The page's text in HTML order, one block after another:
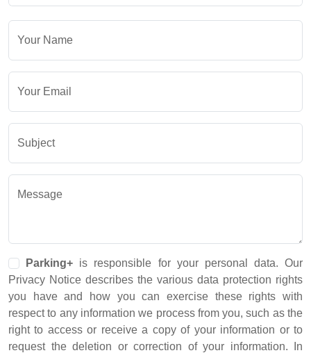
Your Name
Your Email
Subject
Message
Parking+ is responsible for your personal data. Our
Privacy Notice describes the various data protection rights
you have and how you can exercise these rights with
respect to any information we process from you, such as the
right to access or receive a copy of your information or to
request the deletion or correction of your information. In